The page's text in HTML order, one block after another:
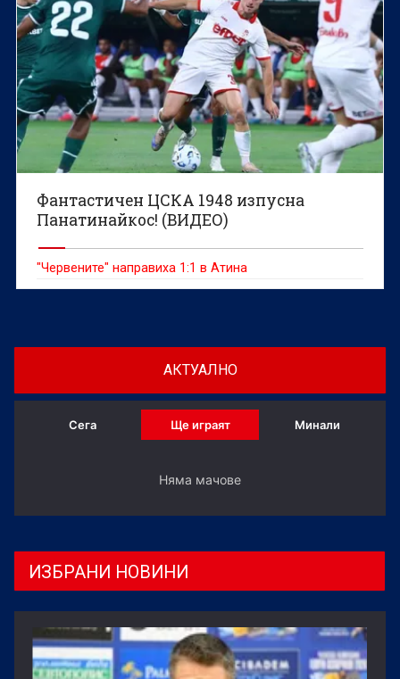
Фантастичен ЦСКА 1948 изпусна
Панатинайкос! (ВИДЕО)
"Червените" направиха 1:1 в Атина
АКТУАЛНО
Сега Ще играят Минали
Няма мачове
ИЗБРАНИ НОВИНИ